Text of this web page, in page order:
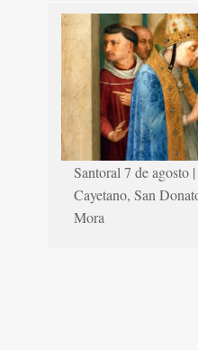
Santoral 7 de agosto
Cayetano, San
Mora